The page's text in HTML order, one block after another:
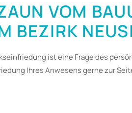
VOM
BEZIRK
ist eine Frage des
Ihres Anwesens gerne zur